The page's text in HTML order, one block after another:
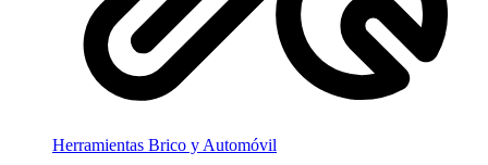
Herramientas Brico y Automóvil